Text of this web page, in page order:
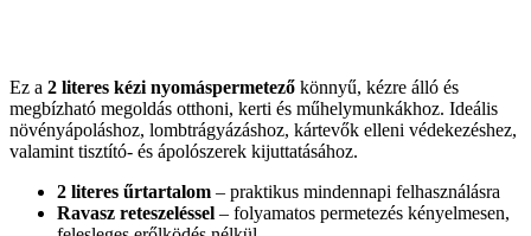
Ez a 2 literes kézi nyomáspermetező könnyű, kézre álló és
megbízható megoldás otthoni, kerti és műhelymunkákhoz. Ideális
növényápoláshoz, lombtrágyázáshoz, kártevők elleni védekezéshez,
valamint tisztító- és ápolószerek kijuttatásához.
2 literes űrtartalom – praktikus mindennapi felhasználásra
Ravasz reteszeléssel – folyamatos permetezés kényelmesen,